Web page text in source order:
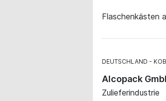
Flaschenkästen
DEUTSCHLAND
Alcopack
Zulieferindustrie